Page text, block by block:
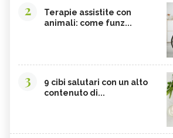
2
Terapie assistite con
animali: come funz...
3
9 cibi salutari con un alto
contenuto di...